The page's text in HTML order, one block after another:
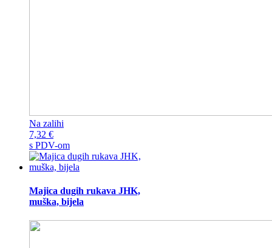
Na zalihi
7,32 €
s PDV-om
Majica dugih rukava JHK,
muška, bijela